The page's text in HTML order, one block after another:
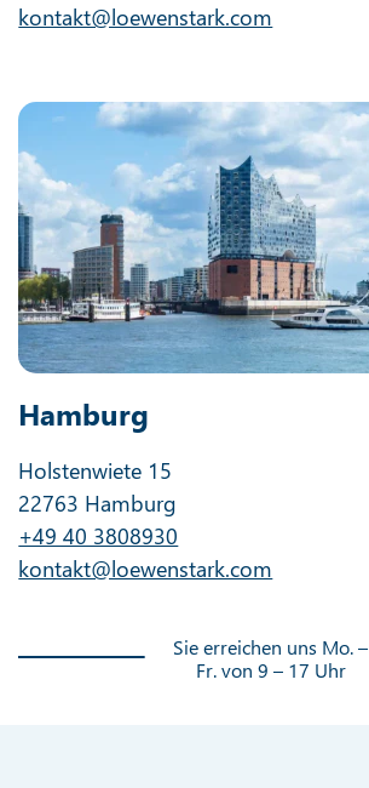
kontakt@loewenstark.com
Hamburg
Holstenwiete 15
22763 Hamburg
+49 40 3808930
kontakt@loewenstark.com
Sie erreichen uns Mo. –
Fr. von 9 – 17 Uhr